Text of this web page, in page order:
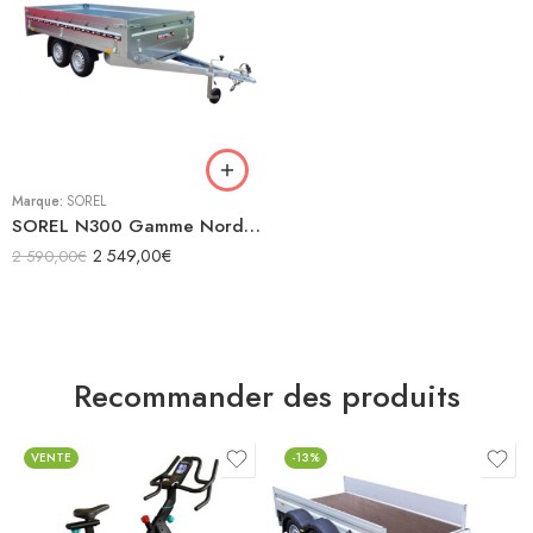
Marque: SOREL
SOREL N300 Gamme Nordika utilitaire
2 590,00€ 2 549,00€
Recommander des produits
VENTE -13%